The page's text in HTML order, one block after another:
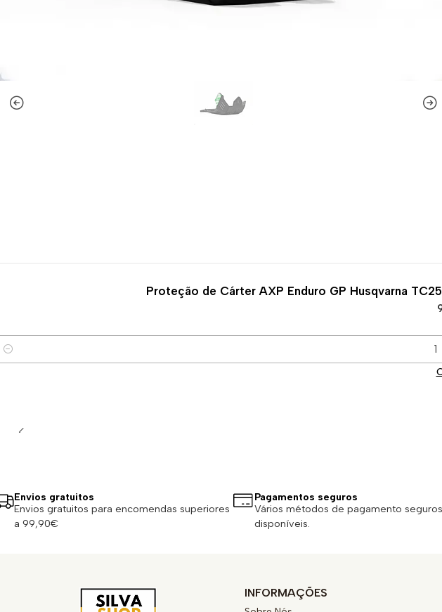
Proteção de Cárter AXP Enduro GP Husqvarna
Envios gratuitos
Envios gratuitos para encomendas superiores
a 99,90€
Pagamentos seguros
Vários métodos de pagamento seguros
disponíveis.
INFORMAÇÕES